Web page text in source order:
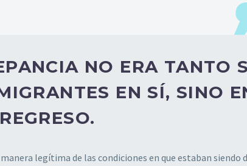
NO ERA TANTO
EN SÍ, SINO
legítima de las condiciones en que estaban siendo